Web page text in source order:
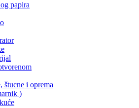
papira
štucne i oprema
)